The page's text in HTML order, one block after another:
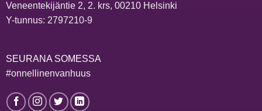
Veneentekijäntie 2, 2. krs, 00210 Helsinki
Y-tunnus: 2797210-9
SEURANA SOMESSA
#onnellinenvanhuus